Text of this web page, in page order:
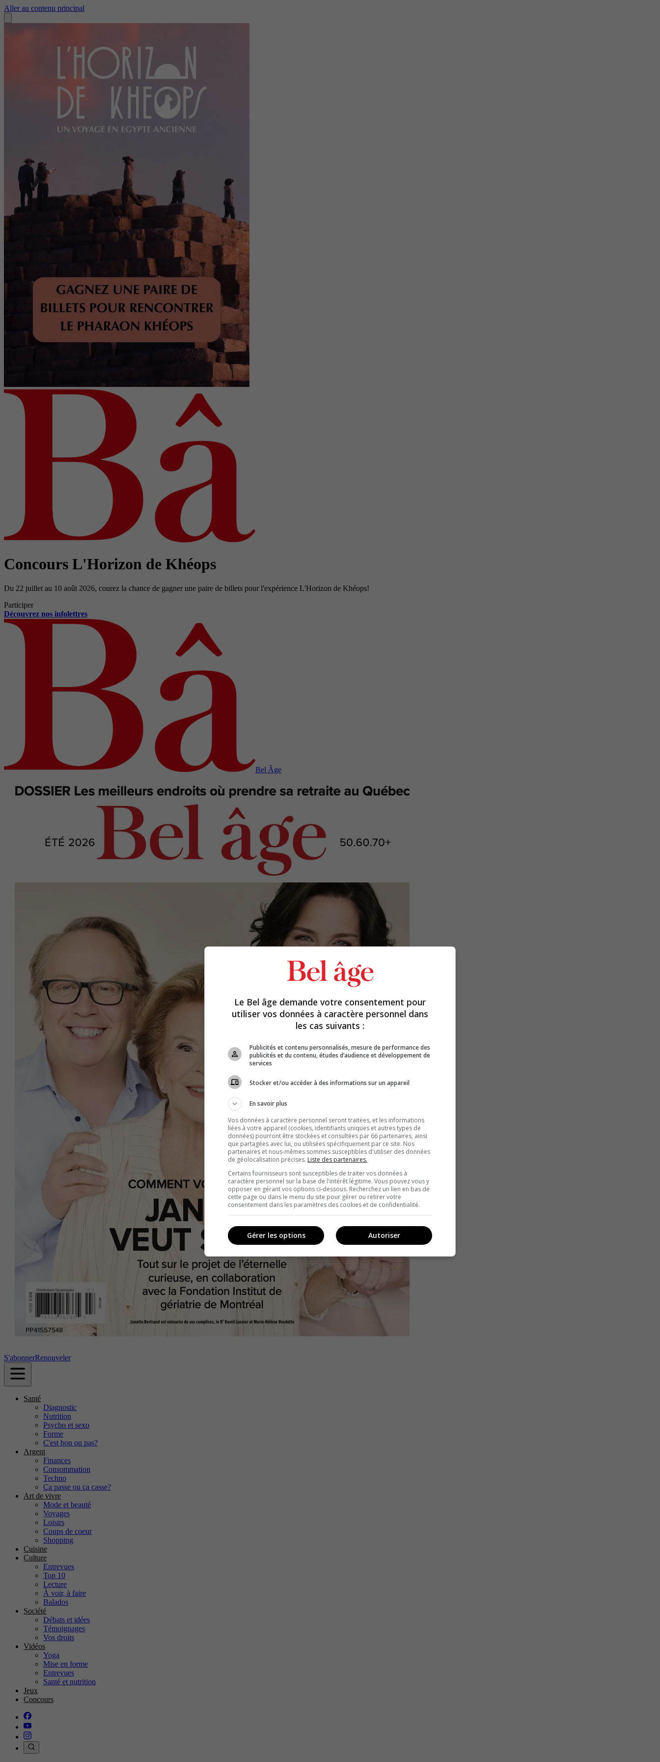
Aller au contenu principal
Concours L'Horizon de Khéops
Du 22 juillet au 10 août 2026, courez la chance de gagner une paire de billets pour l'expérience L'Horizon de Khéops!
Participer
Découvrez nos infolettres
Bel Âge
S'abonnerRenouveler
Santé
Diagnostic
Nutrition
Psycho et sexo
Forme
C'est bon ou pas?
Argent
Finances
Consommation
Techno
Ça passe ou ça casse?
Art de vivre
Mode et beauté
Voyages
Loisirs
Coups de coeur
Shopping
Cuisine
Culture
Entrevues
Top 10
Lecture
À voir, à faire
Balados
Société
Débats et idées
Témoignages
Vos droits
Vidéos
Yoga
Mise en forme
Entrevues
Santé et nutrition
Jeux
Concours
Le Bel âge demande votre consentement pour
utiliser vos données à caractère personnel dans
les cas suivants :
Publicités et contenu personnalisés, mesure de performance des
publicités et du contenu, études d’audience et développement de
services
Stocker et/ou accéder à des informations sur un appareil
En savoir plus
Vos données à caractère personnel seront traitées, et les informations
liées à votre appareil (cookies, identifiants uniques et autres types de
données) pourront être stockées et consultées par 66 partenaires, ainsi
que partagées avec lui, ou utilisées spécifiquement par ce site. Nos
partenaires et nous-mêmes sommes susceptibles d'utiliser des données
de géolocalisation précises. Liste des partenaires.
Certains fournisseurs sont susceptibles de traiter vos données à
caractère personnel sur la base de l'intérêt légitime. Vous pouvez vous y
opposer en gérant vos options ci-dessous. Recherchez un lien en bas de
cette page ou dans le menu du site pour gérer ou retirer votre
consentement dans les paramètres des cookies et de confidentialité.
Autoriser
Gérer les options